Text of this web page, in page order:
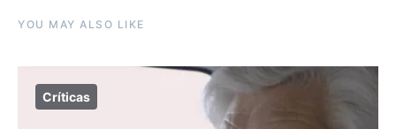
YOU MAY ALSO LIKE
Críticas